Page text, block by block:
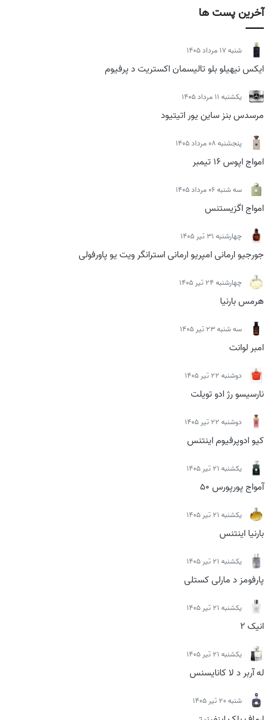
آخرین پست ها
شنبه 17 مرداد 1405
ایکس نیهیلو بلو تالیسمان اکستریت د پرفیوم
يكشنبه 11 مرداد 1405
مرسدس بنز ساین یور اتیتیود
پنجشنبه 08 مرداد 1405
امواج اپوس 16 تیمبر
سه شنبه 06 مرداد 1405
امواج اگزیستنس
چهارشنبه 31 تیر 1405
جورجیو ارمانی امپریو ارمانی استرانگر ویت یو پاورفولی
چهارشنبه 24 تیر 1405
هرمس بارنیا
سه شنبه 23 تیر 1405
امبر لوانت
دوشنبه 22 تیر 1405
نارسیسو رژ ادو تویلت
دوشنبه 22 تیر 1405
کیو ادوپرفیوم اینتنس
يكشنبه 21 تیر 1405
آمواج پورپورس 50
يكشنبه 21 تیر 1405
بارنیا اینتنس
يكشنبه 21 تیر 1405
پارفومز د مارلی کستلی
يكشنبه 21 تیر 1405
انیک 2
يكشنبه 21 تیر 1405
له آربر د لا کانایسنس
شنبه 20 تیر 1405